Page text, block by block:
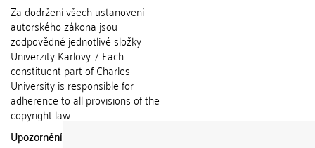
Za dodržení všech ustanovení
autorského zákona jsou
zodpovědné jednotlivé složky
Univerzity Karlovy. / Each
constituent part of Charles
University is responsible for
adherence to all provisions of the
copyright law.
Upozornění / Notice: